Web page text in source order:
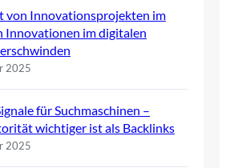
von Innovationsprojekten im
Innovationen im digitalen
2025
für Suchmaschinen –
wichtiger ist als Backlinks
2025